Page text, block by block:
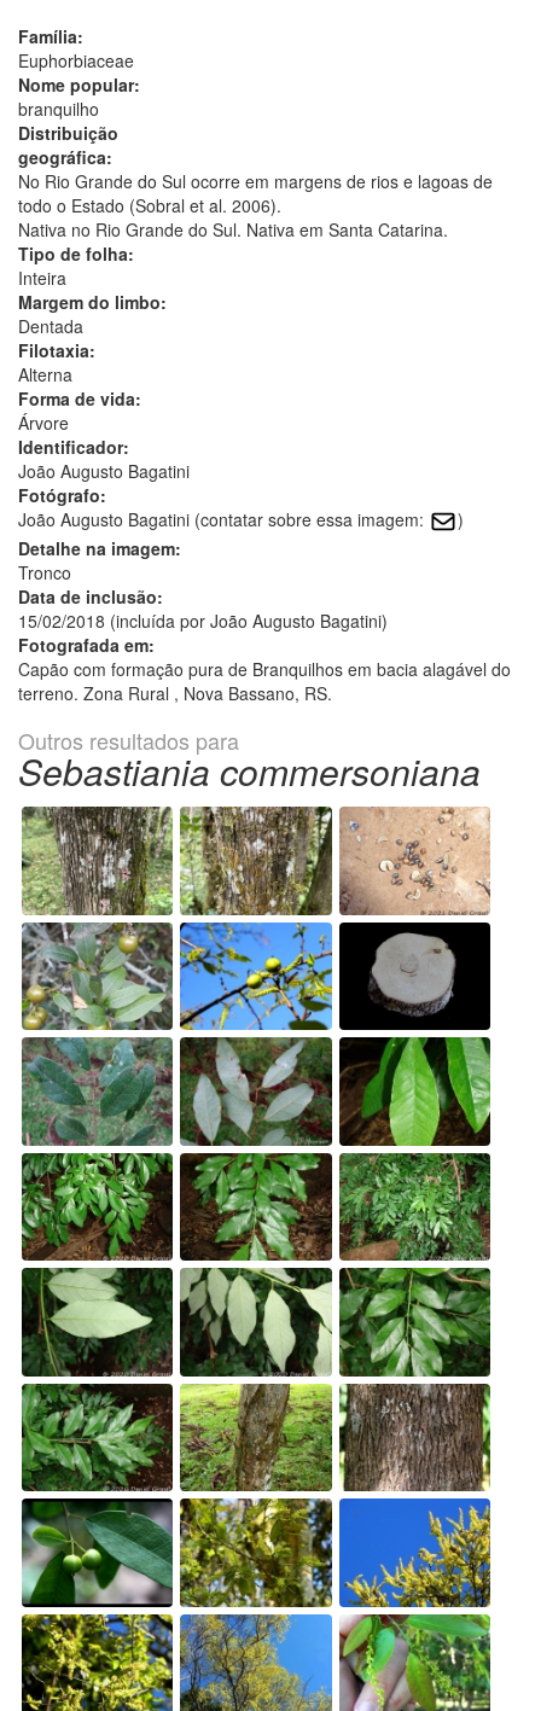
Família:
Euphorbiaceae
Nome popular:
branquilho
Distribuição
geográfica:
No Rio Grande do Sul ocorre em margens de rios e lagoas de
todo o Estado (Sobral et al. 2006).
Nativa no Rio Grande do Sul. Nativa em Santa Catarina.
Tipo de folha:
Inteira
Margem do limbo:
Dentada
Filotaxia:
Alterna
Forma de vida:
Árvore
Identificador:
João Augusto Bagatini
Fotógrafo:
João Augusto Bagatini (contatar sobre essa imagem:
)
Detalhe na imagem:
Tronco
Data de inclusão:
15/02/2018 (incluída por João Augusto Bagatini)
Fotografada em:
Capão com formação pura de Branquilhos em bacia alagável do
terreno. Zona Rural , Nova Bassano, RS.
Outros resultados para
Sebastiania commersoniana